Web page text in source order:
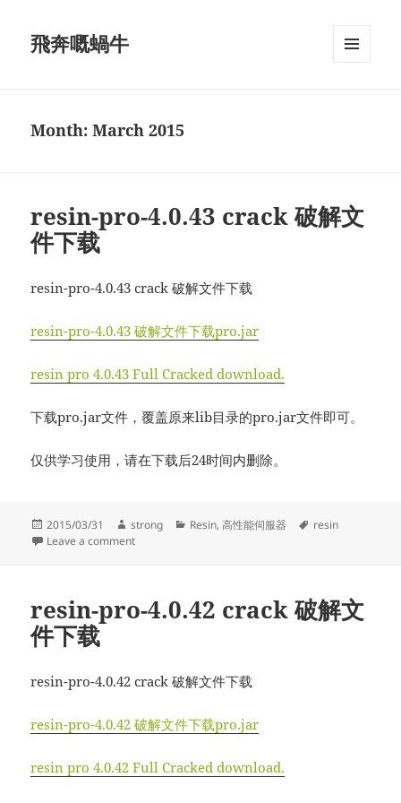
飛奔嘅蝸牛
Month:March 2015
resin-pro-4.0.43 crack 破解文
件下载
resin-pro-4.0.43 crack 破解文件下载
resin-pro-4.0.43 破解文件下载pro.jar
resin pro 4.0.43 Full Cracked download.
下载pro.jar文件，覆盖原来lib目录的pro.jar文件即可。
仅供学习使用，请在下载后24时间内删除。
Posted
on
2015/03/31 Author
strong Categories
Resin,高性能伺服器 Tags
resin
Leave a commenton resin-pro-4.0.43 crack 破解文件下载
resin-pro-4.0.42 crack 破解文
件下载
resin-pro-4.0.42 crack 破解文件下载
resin-pro-4.0.42 破解文件下载pro.jar
resin pro 4.0.42 Full Cracked download.